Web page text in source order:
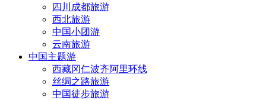
四川成都旅游
西北旅游
中国小团游
云南旅游
中国主题游
西藏冈仁波齐阿里环线
丝绸之路旅游
中国徒步旅游